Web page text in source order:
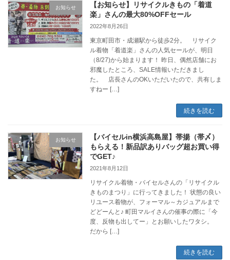
お知らせ
【お知らせ】リサイクルきもの「着道
楽」さんの最大80%OFFセール
2022年8月26日
東京町田市・成瀬駅から徒歩2分。 リサイク
ル着物「着道楽」さんの人気セールが、明日
（8/27)から始まります！ 昨日、偶然店舗にお
邪魔したところ、SALE情報いただきまし
た。 店長さんのOKいただいたので、共有しま
すねー […]
続きを読む
お知らせ
【バイセルin横浜高島屋】帯揚（帯〆）
もらえる！新品訳ありバッグ超お買い得
でGET♪
2021年8月12日
リサイクル着物・バイセルさんの「リサイクル
きものまつり」に行ってきました！ 状態の良い
リユース着物が、フォーマル～カジュアルまで
どどーんと♪ 町田マルイさんの催事の際に「今
度、反物も出してー」とお願いしたワタシ。
だから […]
続きを読む